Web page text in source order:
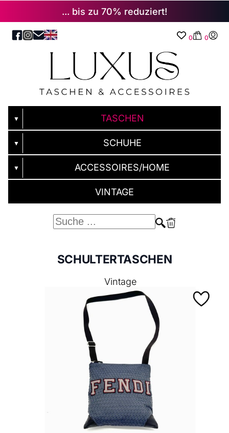
... bis zu 70% reduziert!
0 0
▼ TASCHEN
▼ SCHUHE
▼ ACCESSOIRES/HOME
VINTAGE
SCHULTERTASCHEN
Vintage